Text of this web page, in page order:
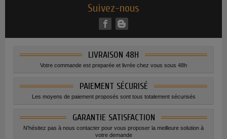
Suivez-nous
LIVRAISON 48H
Votre commande est preparée et livrée chez vous sous 48h
PAIEMENT SÉCURISÉ
Les moyens de paiement proposés sont tous totalement sécurisés
GARANTIE SATISFACTION
N'hésitez pas à nous contacter pour vous proposer la meilleure solution à
votre demande